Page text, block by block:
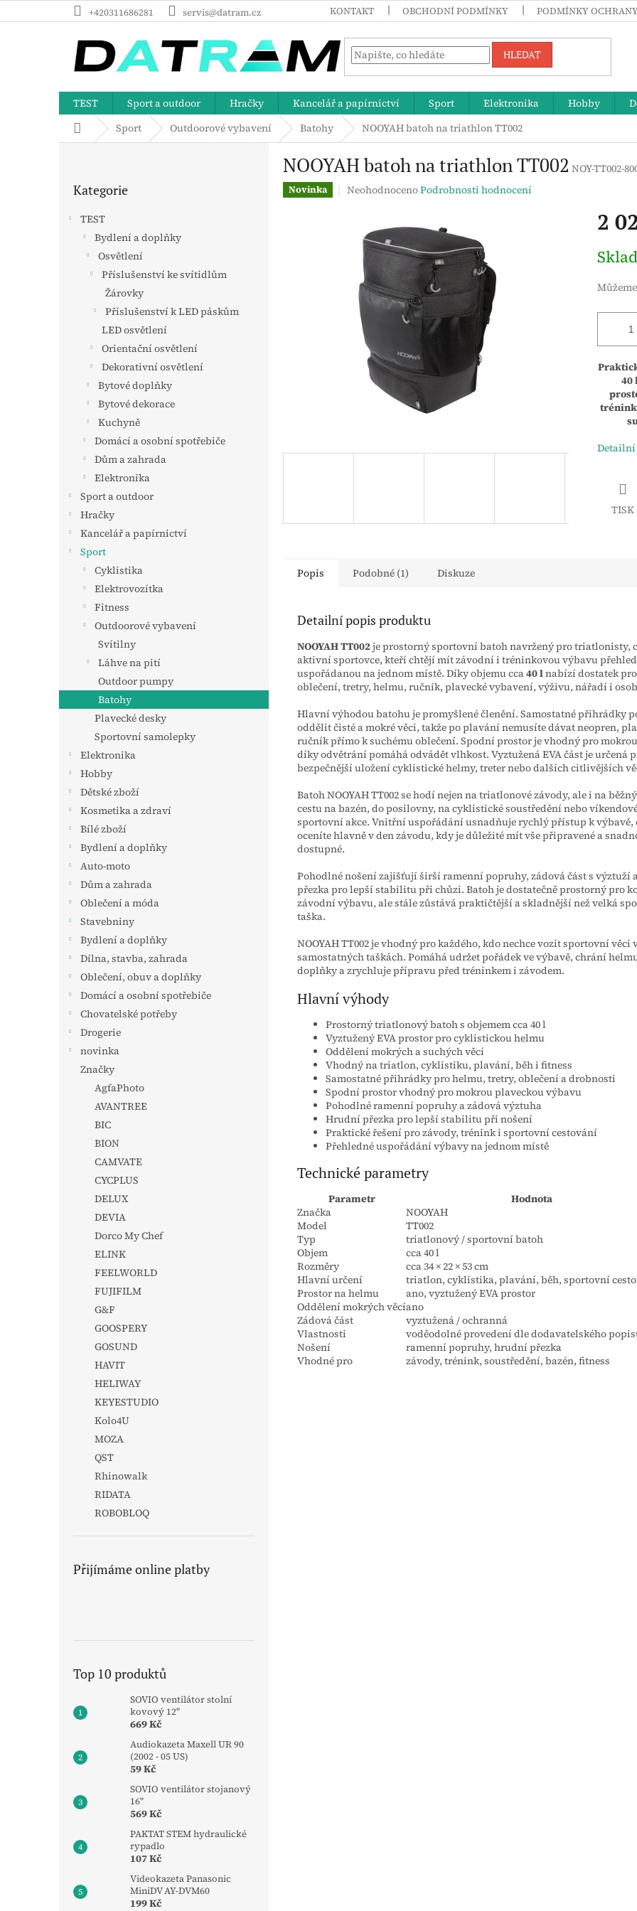
na
+420311686281 servis@datram.cz KONTAKT OBCHODNÍ PODMÍNKY PODMÍNKY
HLEDAT
TEST Sport a outdoor Hračky Kancelář a papírnictví Sport Elektronika Hobby
Domů Sport Outdoorové vybavení Batohy NOOYAH batoh na triathlon TT002
kategorie
Kategorie
TEST
Bydlení a doplňky
Osvětlení
Příslušenství ke svítidlům
Žárovky
Příslušenství k LED páskům
LED osvětlení
Orientační osvětlení
Dekorativní osvětlení
Bytové doplňky
Bytové dekorace
Kuchyně
Domácí a osobní spotřebiče
Dům a zahrada
Elektronika
Sport a outdoor
Hračky
Kancelář a papírnictví
Sport
Cyklistika
Elektrovozítka
Fitness
Outdoorové vybavení
Svítilny
Láhve na pití
Outdoor pumpy
Batohy
Plavecké desky
Sportovní samolepky
Elektronika
Hobby
Dětské zboží
Kosmetika a zdraví
Bílé zboží
Bydlení a doplňky
Auto-moto
Dům a zahrada
Oblečení a móda
Stavebniny
Bydlení a doplňky
Dílna, stavba, zahrada
Oblečení, obuv a doplňky
Domácí a osobní spotřebiče
Chovatelské potřeby
Drogerie
novinka
Značky
AgfaPhoto
AVANTREE
BIC
BION
CAMVATE
CYCPLUS
DELUX
DEVIA
Dorco My Chef
ELINK
FEELWORLD
FUJIFILM
G&F
GOOSPERY
GOSUND
HAVIT
HELIWAY
KEYESTUDIO
Kolo4U
MOZA
QST
Rhinowalk
RIDATA
ROBOBLOQ
Přijímáme online platby
Top 10 produktů
SOVIO ventilátor stolní
kovový 12"
669 Kč
Audiokazeta Maxell UR 90
(2002 - 05 US)
59 Kč
SOVIO ventilátor stojanový
16"
569 Kč
PAKTAT STEM hydraulické
rypadlo
107 Kč
Videokazeta Panasonic
MiniDV AY-DVM60
199 Kč
NOOYAH batoh na triathlon TT002 NOY-TT002-
Novinka
Průměrné
hvězdiček.
NeohodnocenoPodrobnosti hodnocení
2
cena:
40
TISK
Popis Podobné (1) Diskuze
Detailní popis produktu
NOOYAH TT002je prostorný sportovní batoh navržený pro triatlonisty,
aktivní sportovce, kteří chtějí mít závodní i tréninkovou výbavu
uspořádanou na jednom místě. Díky objemu cca40 lnabízí dostatek
oblečení, tretry, helmu, ručník, plavecké vybavení, výživu, nářadí i
Hlavní výhodou batohu je promyšlené členění. Samostatné přihrádky
oddělit čisté a mokré věci, takže po plavání nemusíte dávat neopren,
ručník přímo k suchému oblečení. Spodní prostor je vhodný pro
díky odvětrání pomáhá odvádět vlhkost. Vyztužená EVA část je určená
bezpečnější uložení cyklistické helmy, treter nebo dalších citlivějších
Batoh NOOYAH TT002 se hodí nejen na triatlonové závody, ale i na
cestu na bazén, do posilovny, na cyklistické soustředění nebo
sportovní akce. Vnitřní uspořádání usnadňuje rychlý přístup k výbavě,
oceníte hlavně v den závodu, kdy je důležité mít vše připravené a
dostupné.
Pohodlné nošení zajišťují širší ramenní popruhy, zádová část s výztuží
přezka pro lepší stabilitu při chůzi. Batoh je dostatečně prostorný pro
závodní výbavu, ale stále zůstává praktičtější a skladnější než velká
taška.
NOOYAH TT002 je vhodný pro každého, kdo nechce vozit sportovní věci
samostatných taškách. Pomáhá udržet pořádek ve výbavě, chrání
doplňky a zrychluje přípravu před tréninkem i závodem.
Hlavní výhody
Prostorný triatlonový batoh s objemem cca 40 l
Vyztužený EVA prostor pro cyklistickou helmu
Oddělení mokrých a suchých věcí
Vhodný na triatlon, cyklistiku, plavání, běh i fitness
Samostatné přihrádky pro helmu, tretry, oblečení a drobnosti
Spodní prostor vhodný pro mokrou plaveckou výbavu
Pohodlné ramenní popruhy a zádová výztuha
Hrudní přezka pro lepší stabilitu při nošení
Praktické řešení pro závody, trénink i sportovní cestování
Přehledné uspořádání výbavy na jednom místě
Technické parametry
Parametr
Hodnota
Značka
NOOYAH
Model
TT002
Typ
triatlonový / sportovní batoh
Objem
cca 40 l
Rozměry
cca 34 × 22 × 53 cm
Hlavní určení
triatlon, cyklistika, plavání, běh, sportovní
Prostor na helmu
ano, vyztužený EVA prostor
Oddělení mokrých věcíano
Zádová část
vyztužená / ochranná
Vlastnosti
voděodolné provedení dle dodavatelského
Nošení
ramenní popruhy, hrudní přezka
Vhodné pro
závody, trénink, soustředění, bazén, fitness